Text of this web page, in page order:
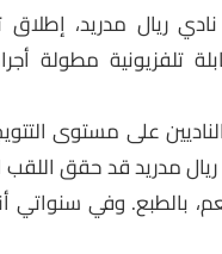
نادي ريال مدريد،
تلفزيونية مطولة
على مستوى
مدريد قد حقق اللقب
بالطبع. وفي سنواتي